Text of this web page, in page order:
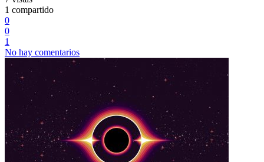
1 compartido
0
0
1
No hay comentarios